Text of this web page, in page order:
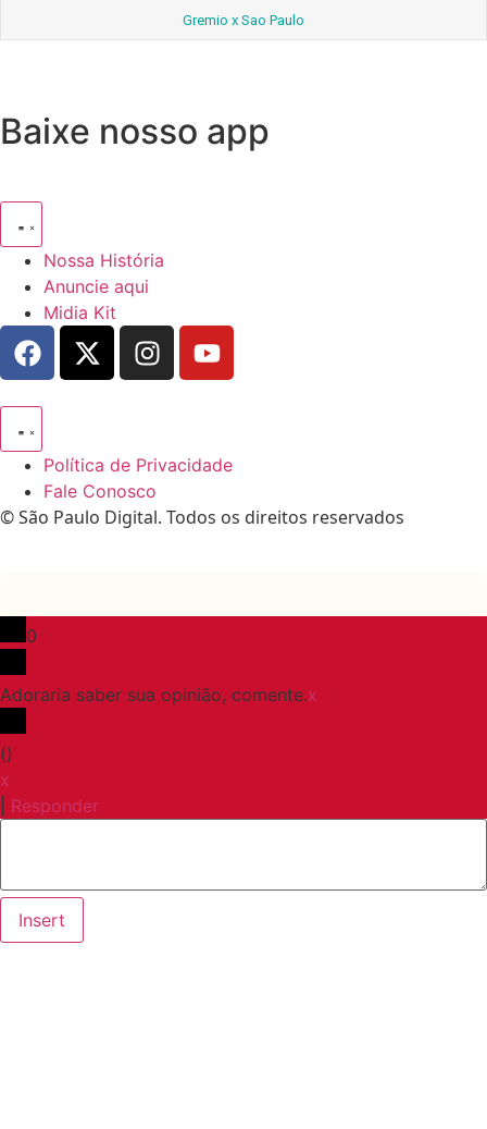
Gremio x Sao Paulo
Baixe nosso app
Nossa História
Anuncie aqui
Midia Kit
Política de Privacidade
Fale Conosco
© São Paulo Digital. Todos os direitos reservados
0
Adoraria saber sua opinião, comente.x
()
x
Responder
Insert